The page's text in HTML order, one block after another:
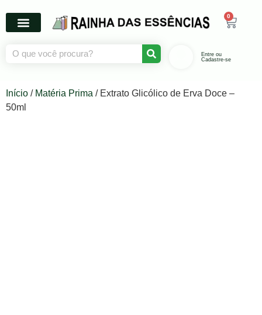
0
Entre ou
Cadastre-se
Início / Matéria Prima / Extrato Glicólico de Erva Doce –
50ml